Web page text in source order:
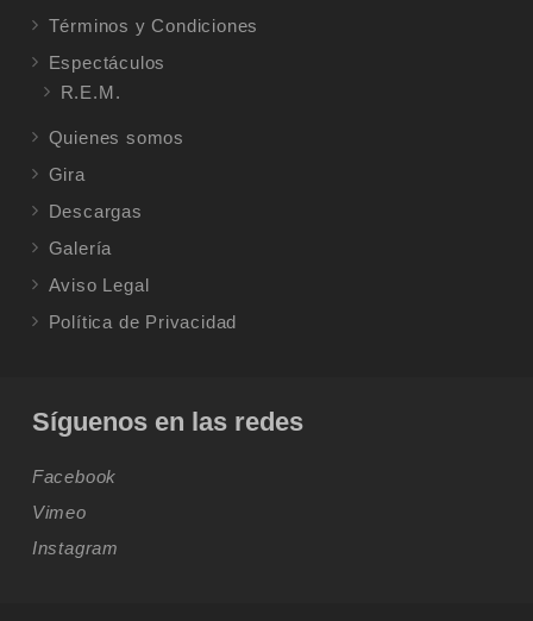
Términos y Condiciones
Espectáculos
R.E.M.
Quienes somos
Gira
Descargas
Galería
Aviso Legal
Política de Privacidad
Síguenos en las redes
Facebook
Vimeo
Instagram